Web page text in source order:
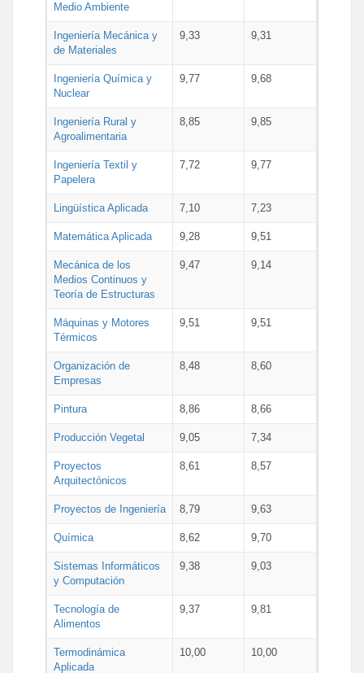
Medio Ambiente
Ingeniería Mecánica y
de Materiales
9,33 9,31
Ingeniería Química y
Nuclear
9,77 9,68
Ingeniería Rural y
Agroalimentaria
8,85 9,85
Ingeniería Textil y
Papelera
7,72 9,77
Lingüística Aplicada 7,10 7,23
Matemática Aplicada 9,28 9,51
Mecánica de los
Medios Continuos y
Teoría de Estructuras
9,47 9,14
Máquinas y Motores
Térmicos
9,51 9,51
Organización de
Empresas
8,48 8,60
Pintura 8,86 8,66
Producción Vegetal 9,05 7,34
Proyectos
Arquitectónicos
8,61 8,57
Proyectos de Ingeniería 8,79 9,63
Química 8,62 9,70
Sistemas Informáticos
y Computación
9,38 9,03
Tecnología de
Alimentos
9,37 9,81
Termodinámica
Aplicada
10,00 10,00